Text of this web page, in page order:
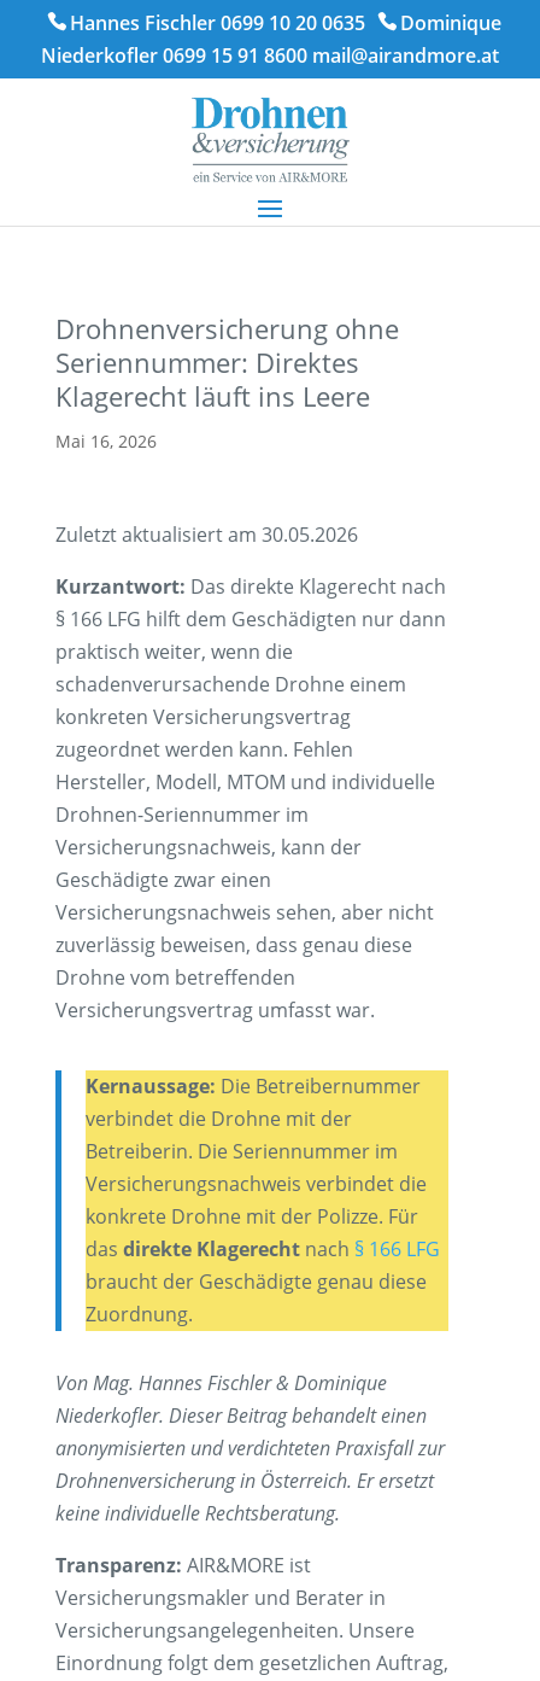
Hannes Fischler 0699 10 20 0635
Dominique
Niederkofler 0699 15 91 8600 mail@airandmore.at
Drohnenversicherung ohne
Seriennummer: Direktes
Klagerecht läuft ins Leere
Mai 16, 2026
Zuletzt aktualisiert am 30.05.2026
Kurzantwort: Das direkte Klagerecht nach
§ 166 LFG hilft dem Geschädigten nur dann
praktisch weiter, wenn die
schadenverursachende Drohne einem
konkreten Versicherungsvertrag
zugeordnet werden kann. Fehlen
Hersteller, Modell, MTOM und individuelle
Drohnen-Seriennummer im
Versicherungsnachweis, kann der
Geschädigte zwar einen
Versicherungsnachweis sehen, aber nicht
zuverlässig beweisen, dass genau diese
Drohne vom betreffenden
Versicherungsvertrag umfasst war.
Kernaussage: Die Betreibernummer
verbindet die Drohne mit der
Betreiberin. Die Seriennummer im
Versicherungsnachweis verbindet die
konkrete Drohne mit der Polizze. Für
das direkte Klagerechtnach § 166 LFG
braucht der Geschädigte genau diese
Zuordnung.
Von Mag. Hannes Fischler & Dominique
Niederkofler. Dieser Beitrag behandelt einen
anonymisierten und verdichteten Praxisfall zur
Drohnenversicherung in Österreich. Er ersetzt
keine individuelle Rechtsberatung.
Transparenz: AIR&MORE ist
Versicherungsmakler und Berater in
Versicherungsangelegenheiten. Unsere
Einordnung folgt dem gesetzlichen Auftrag,